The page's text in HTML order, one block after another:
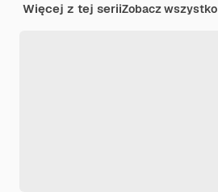
Więcej z tej seriiZobacz wszystko